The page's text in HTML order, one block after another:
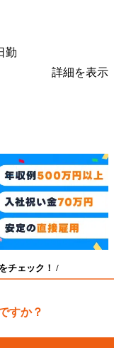
勤
詳細を表示
をチェック！ /
すか？